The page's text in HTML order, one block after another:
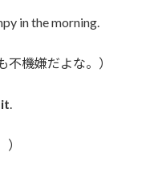
in the morning.
不機嫌だよな。）